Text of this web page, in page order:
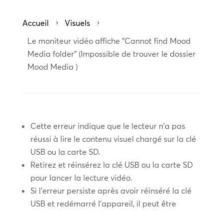
Accueil 5 Visuels 5
Le moniteur vidéo affiche "Cannot find Mood
Media folder" (Impossible de trouver le dossier
Mood Media )
Cette erreur indique que le lecteur n'a pas
réussi à lire le contenu visuel chargé sur la clé
USB ou la carte SD.
Retirez et réinsérez la clé USB ou la carte SD
pour lancer la lecture vidéo.
Si l'erreur persiste après avoir réinséré la clé
USB et redémarré l'appareil, il peut être